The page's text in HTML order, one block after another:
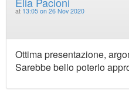
at 13:05 on 26 Nov 2020
Ottima presentazione,
Sarebbe bello poterlo